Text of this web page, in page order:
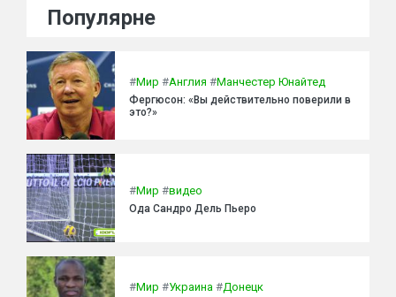
Популярне
#Мир #Англия #Манчестер Юнайтед
Фергюсон: «Вы действительно поверили в
это?»
#Мир #видео
Ода Сандро Дель Пьеро
#Мир #Украина #Донецк